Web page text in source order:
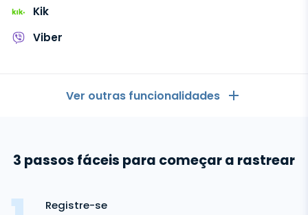
Line
Rastreador do Google Chat
Kik
Viber
Ver outras funcionalidades
Registros de chamadas
Aplicativos de mensagens
Aplicativos de mensagens
3 passos fáceis para começar a rastrear
Registre-se